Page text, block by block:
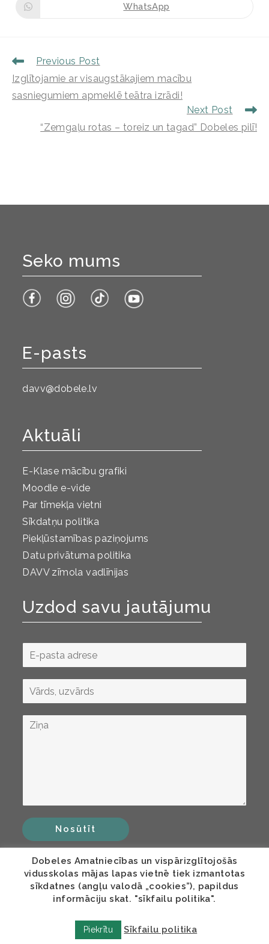
WhatsApp
Previous Post
Izglītojamie ar visaugstākajiem macību
sasniegumiem apmeklē teātra izrādi!
Next Post
“Zemgaļu rotas – toreiz un tagad” Dobeles pilī!
Seko mums
E-pasts
davv@dobele.lv
Aktuāli
E-Klase mācību grafiki
Moodle e-vide
Par tīmekļa vietni
Sīkdatņu politika
Piekļūstamības paziņojums
Datu privātuma politika
DAVV zīmola vadlīnijas
Uzdod savu jautājumu
Nosūtīt
© COPYRIGHT DAVV
Dobeles Amatniecības un vispārizglītojošās
vidusskolas mājas lapas vietnē tiek izmantotas
sīkdatnes (angļu valodā „cookies”), papildus
informāciju skat. "sīkfailu politika".
Piekrītu Sīkfailu politika